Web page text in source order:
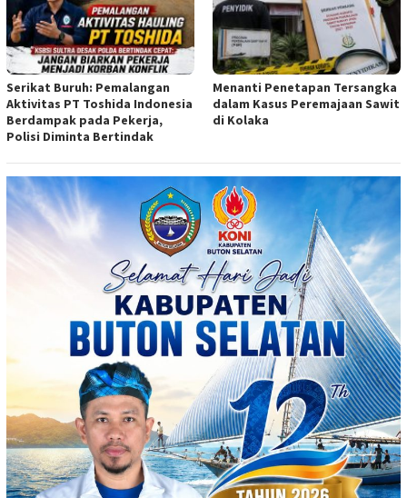
Serikat Buruh: Pemalangan
Aktivitas PT Toshida Indonesia
Berdampak pada Pekerja,
Polisi Diminta Bertindak
Menanti Penetapan Tersangka
dalam Kasus Peremajaan Sawit
di Kolaka